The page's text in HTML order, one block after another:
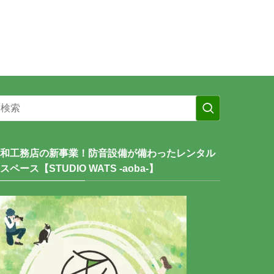
和工務店の新事業！防音設備が備わったレンタル
スペース【STUDIO WATS -aoba-】